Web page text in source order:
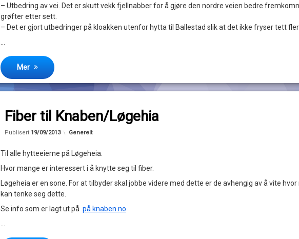
– Utbedring av vei. Det er skutt vekk fjellnabber for å gjøre den nordre veien bedre
grøfter etter sett.
– Det er gjort utbedringer på kloakken utenfor hytta til Ballestad slik at det ikke fryser tett
…
Mer
Fiber til Knaben/Løgehia
Publisert 19/09/2013
Oppdatert
Kategorier:
Generelt
Til alle hytteeierne på Løgeheia.
Hvor mange er interessert i å knytte seg til fiber.
Løgeheia er en sone. For at tilbyder skal jobbe videre med dette er de avhengig av å vite
kan tenke seg dette.
Se info som er lagt ut påpå knaben.no